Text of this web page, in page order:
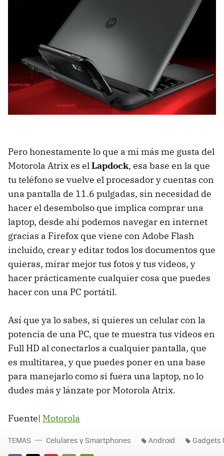
Pero honestamente lo que a mi más me gusta del
Motorola Atrix es el Lapdock, esa base en la que
tu teléfono se vuelve el procesador y cuentas con
una pantalla de 11.6 pulgadas, sin necesidad de
hacer el desembolso que implica comprar una
laptop, desde ahí podemos navegar en internet
gracias a Firefox que viene con Adobe Flash
incluido, crear y editar todos los documentos que
quieras, mirar mejor tus fotos y tus videos, y
hacer prácticamente cualquier cosa que puedes
hacer con una PC portátil.
Así que ya lo sabes, si quieres un celular con la
potencia de una PC, que te muestra tus videos en
Full HD al conectarlos a cualquier pantalla, que
es multitarea, y que puedes poner en una base
para manejarlo como si fuera una laptop, no lo
dudes más y lánzate por Motorola Atrix.
Fuente| Motorola
TEMAS Celulares y Smartphones Android Gadgets